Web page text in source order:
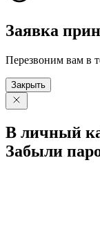
Заявка
Перезвоним вам в
Закрыть
В личный
Забыли